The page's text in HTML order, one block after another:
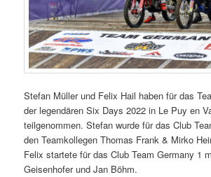
Stefan Müller und Felix Hail haben für das
der legendären Six Days 2022 in Le Puy en
teilgenommen. Stefan wurde für das Club
den Teamkollegen Thomas Frank & Mirko
Felix startete für das Club Team Germany 1
Geisenhofer und Jan Böhm.